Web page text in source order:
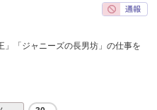
」「ジャニーズの長男坊」の仕事を